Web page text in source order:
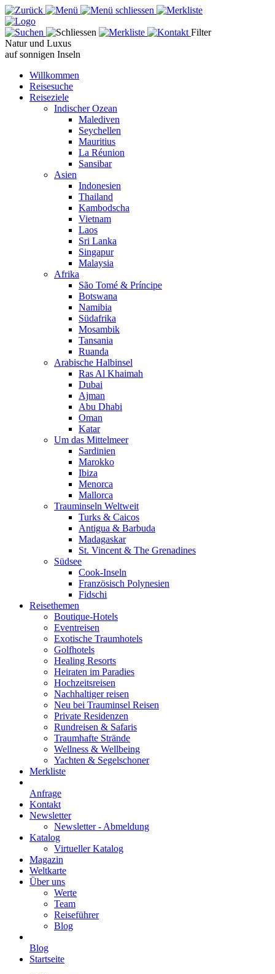
Filter
Natur und Luxus
auf sonnigen Inseln
Willkommen
Reisesuche
Reiseziele
Indischer Ozean
Malediven
Seychellen
Mauritius
La Réunion
Sansibar
Asien
Indonesien
Thailand
Kambodscha
Vietnam
Laos
Sri Lanka
Singapur
Malaysia
Afrika
São Tomé & Príncipe
Botswana
Namibia
Südafrika
Mosambik
Tansania
Ruanda
Arabische Halbinsel
Ras Al Khaimah
Dubai
Ajman
Abu Dhabi
Oman
Katar
Um das Mittelmeer
Sardinien
Marokko
Ibiza
Menorca
Mallorca
Trauminseln Weltweit
Turks & Caicos
Antigua & Barbuda
Madagaskar
St. Vincent & The Grenadines
Südsee
Cook-Inseln
Französisch Polynesien
Fidschi
Reisethemen
Boutique-Hotels
Eventreisen
Exotische Traumhotels
Golfhotels
Healing Resorts
Heiraten im Paradies
Hochzeitsreisen
Nachhaltiger reisen
Neu bei Trauminsel Reisen
Private Residenzen
Rundreisen & Safaris
Traumhafte Strände
Wellness & Wellbeing
Yachten & Segelschoner
Merkliste
Anfrage
Kontakt
Newsletter
Newsletter - Abmeldung
Katalog
Virtueller Katalog
Magazin
Weltkarte
Über uns
Werte
Team
Reiseführer
Blog
Blog
Startseite